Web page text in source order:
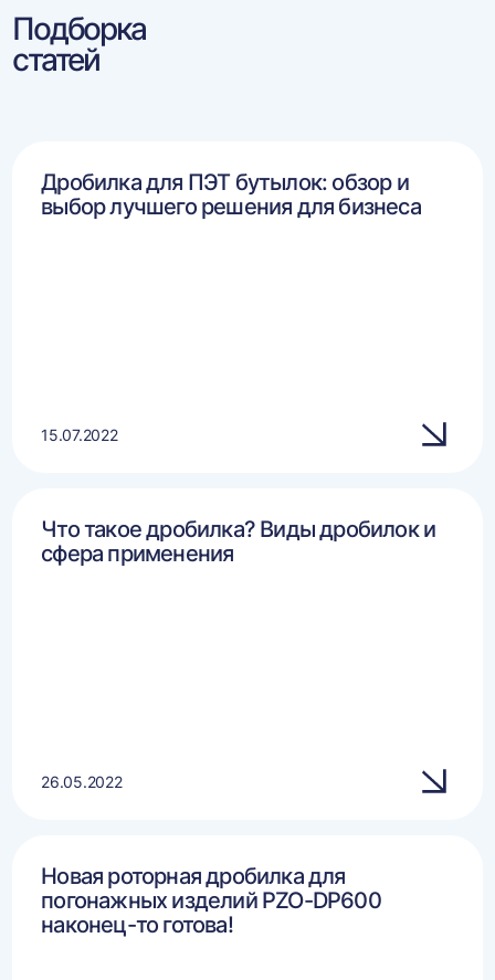
Подборка
статей
Дробилка для ПЭТ бутылок: обзор и
выбор лучшего решения для бизнеса
15.07.2022
Что такое дробилка? Виды дробилок и
сфера применения
26.05.2022
Новая роторная дробилка для
погонажных изделий PZO-DP600
наконец-то готова!